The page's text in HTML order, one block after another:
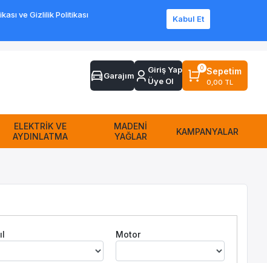
Garajım
Giriş Yap
Üye Ol
0 Sepetim
0,00 TL
ELEKTRİK VE
AYDINLATMA
MADENİ
YAĞLAR
KAMPANYALAR
Motor
ve Gizlilik Politikası
Kabul Et